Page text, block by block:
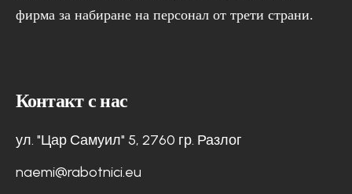
фирма за набиране на персонал от трети страни.
Контакт с нас
ул. "Цар Самуил" 5, 2760 гр. Разлог
naemi@rabotnici.eu